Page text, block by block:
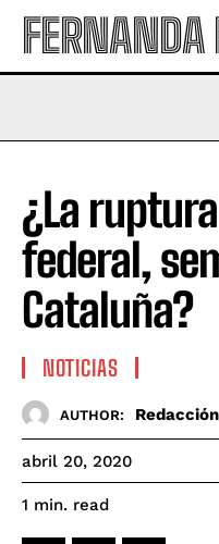
¿La
federal,
Cataluña?
NOTICIAS
AUTHOR: Redacción
abril 20, 2020
1 min. read